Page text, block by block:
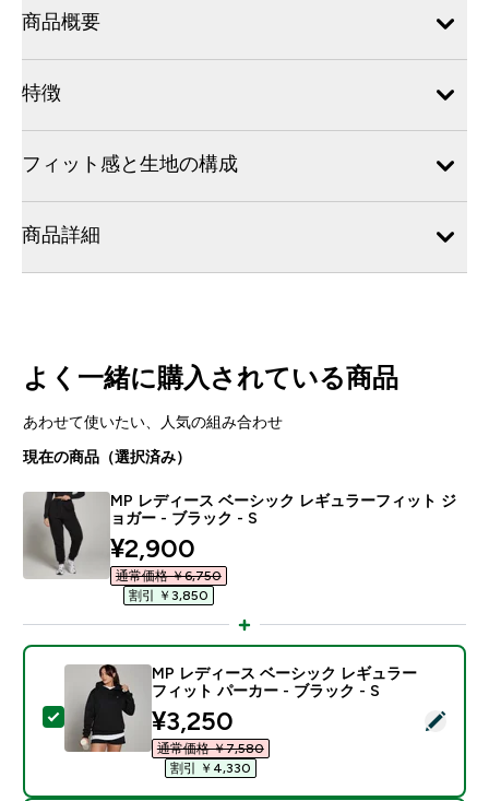
商品概要
特徴
フィット感と生地の構成
商品詳細
よく一緒に購入されている商品
あわせて使いたい、人気の組み合わせ
現在の商品（選択済み）
MP レディース ベーシック レギュラーフィット ジ
ョガー - ブラック - S
discounted price
¥2,900‎
通常価格 ￥6,750‎
割引 ￥3,850‎
この商品を選択 - MP レディース ベーシック レギュ
MP レディース ベーシック レギュラー
フィット パーカー - ブラック - S
discounted price
¥3,250‎
通常価格 ￥7,580‎
割引 ￥4,330‎